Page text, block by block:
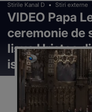
Stirile Kanal D Stiri externe
VIDEO Papa
ceremonie de
Iisus Hristos
istorică